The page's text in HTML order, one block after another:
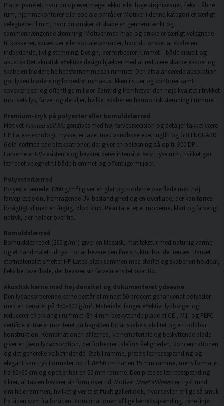
Placer panelet, hvor du oplever meget ekko eller høje støjniveauer, f.eks. i åbne
rum, hjemmekontorer eller sociale områder. Motiver i denne kategori er særligt
velegnede til rum, hvor du ønsker at skabe en gennemtænkt og
sammenhængende stemning. Motiver med mad og drikke er særligt velegnede
til køkkener, spisestuer eller sociale områder, hvor du ønsker at skabe en
indbydende, livlig stemning. Design, der forbedrer rummet – både visuelt og
akustisk Det akustisk effektive design hjælper med at reducere skarpe ekkoer og
skabe en blødere helhedsfornemmelse i rummet. Den afbalancerede absorption
gør lyden blødere og forbedrer rumakustikken i stuer og kontorer samt
soveværelser og offentlige miljøer. Samtidig fremhæver den høje kvalitet i trykket
motivets lys, farver og detaljer, hvilket skaber en harmonisk stemning i rummet.
Premium-tryk på polyester eller bomuldslærred
Motivet Painted still lifegengives med høj farvepræcision og detaljer takket være
HP Latex-teknologi. Trykket er lavet med vandbaserede, lugtfri og GREENGUARD
Gold-certificerede blækpatroner, der giver en opløsning på op til 300 DPI.
Farverne er UV-resistente og bevarer deres intensitet selv i lyse rum, hvilket gør
lærredet velegnet til både hjemmet og offentlige miljøer.
Polyesterlærred
Polyesterlærredet (260 g/m²) giver en glat og moderne overflade med høj
farvepræcision, fremragende UV-bestandighed og en overflade, der kan tørres
forsigtigt af med en fugtig, blød klud. Resultatet er et moderne, klart og farverigt
udtryk, der holder over tid.
Bomuldslærred
Bomuldslærredet (260 g/m²) giver en klassisk, mat tekstur med naturlig varme
og et håndmalet udtryk. For at bevare den fine struktur bør det renses. Uanset
stofmaterialet smelter HP Latex-blæk sammen med stoffet og skaber en holdbar,
fleksibel overflade, der bevarer sin farveintensitet over tid.
Akustisk kerne med høj densitet og dokumenteret ydeevne
Den lydabsorberende kerne består af mindst 50 procent genanvendt polyester
med en densitet på 450–600 g/m². Materialet fanger effektivt lydbølger og
reducerer efterklang i rummet. En 4 mm beskyttende plade af CE-, M1- og PEFC-
certificeret træ er monteret på bagsiden for at skabe stabilitet og en holdbar
konstruktion. Kombinationen af lærred, kernemateriale og beskyttende plade
giver en jævn lydabsorption, der forbedrer taleforståeligheden, koncentrationen
og det generelle velbefindende. Stabil ramme, præcis lærredsspænding og
elegant kanttryk Formater op til 70×50 cm har en 15 mm ramme, mens formater
fra 90×60 cm og opefter har en 20 mm ramme. Den præcise lærredsspænding
sikrer, at tavlen bevarer sin form over tid. Motivet Malet stilleben er trykt rundt
om hele rammen, hvilket giver et stilfuldt gallerilook, hvor tavlen er lige så smuk
fra siden som fra forsiden. Kombinationen af lige lærredsspænding, rene linjer